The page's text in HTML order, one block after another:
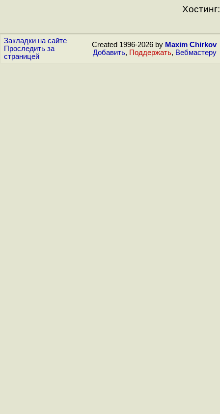
Хостинг:
Закладки на сайте
Проследить за
страницей
Created 1996-2026 by Maxim Chirkov
Добавить, Поддержать, Вебмастеру